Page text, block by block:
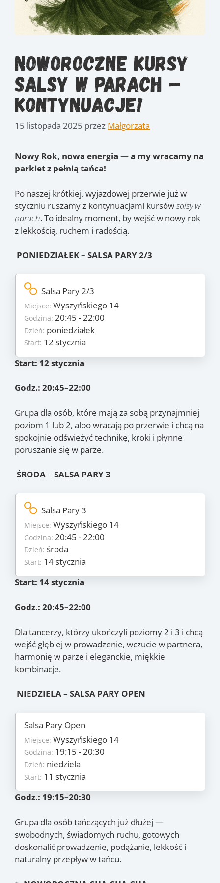
Noworoczne kursy
salsy w parach –
kontynuacje!
15 listopada 2025 przez Małgorzata
Nowy Rok, nowa energia — a my wracamy na
parkiet z pełnią tańca!
Po naszej krótkiej, wyjazdowej przerwie już w
styczniu ruszamy z kontynuacjami kursówsalsy w
parach. To idealny moment, by wejść w nowy rok
z lekkością, ruchem i radością.
PONIEDZIAŁEK – SALSA PARY 2/3
Salsa Pary 2/3
Miejsce: Wyszyńskiego 14
Godzina: 20:45 - 22:00
Dzień: poniedziałek
Start: 12 stycznia
Szczegóły
Ilość zajęć:7
Cena: 255 PLN/os
Dzień: poniedziałek
Start: 12 stycznia
16 marca
Zajęcia
12.01(pon.) , 19.01
Start: 12 stycznia
Godz.: 20:45–22:00
Grupa dla osób, które mają za sobą przynajmniej
poziom 1 lub 2, albo wracają po przerwie i chcą na
spokojnie odświeżyć technikę, kroki i płynne
poruszanie się w parze.
ŚRODA – SALSA PARY 3
Salsa Pary 3
Miejsce: Wyszyńskiego 14
Godzina: 20:45 - 22:00
Dzień: środa
Start: 14 stycznia
Szczegóły
Ilość zajęć:7
Cena: 255 PLN/os
Dzień: środa
Start: 14 stycznia
11 marca
Zajęcia
14.01(śr.), 21.01(śr.)
Start: 14 stycznia
Godz.: 20:45–22:00
Dla tancerzy, którzy ukończyli poziomy 2 i 3 i chcą
wejść głębiej w prowadzenie, wczucie w partnera,
harmonię w parze i eleganckie, miękkie
kombinacje.
NIEDZIELA – SALSA PARY OPEN
Salsa Pary Open
Miejsce: Wyszyńskiego 14
Godzina: 19:15 - 20:30
Dzień: niedziela
Start: 11 stycznia
Szczegóły
Ilość zajęć:7
Cena:255 PLN/os
Dzień: niedziela
Start: 11 stycznia
Koniec:22 marca
11.01(niedz.), 18.01(niedz.), 22.02(niedz.)
1.03(niedz.) , 8.03(niedz.), 15.03 (niedz.),
22.03 (niedz.)
Godz.: 19:15–20:30
Grupa dla osób tańczących już dłużej —
swobodnych, świadomych ruchu, gotowych
doskonalić prowadzenie, podążanie, lekkość i
naturalny przepływ w tańcu.